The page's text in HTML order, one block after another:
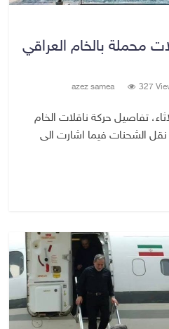
محملة بالخام العراقي
azez samea 327
تفاصيل حركة ناقلات الخام
الشحنات فيما اشارت الى